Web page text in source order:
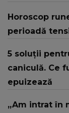
Horoscop
perioadă
5 soluții
caniculă. Ce
epuizează
„Am intrat în